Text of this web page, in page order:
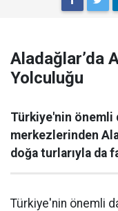
Aladağlar’da
Yolculuğu
Türkiye'nin önemli
merkezlerinden
doğa turlarıyla da
Türkiye'nin önemli